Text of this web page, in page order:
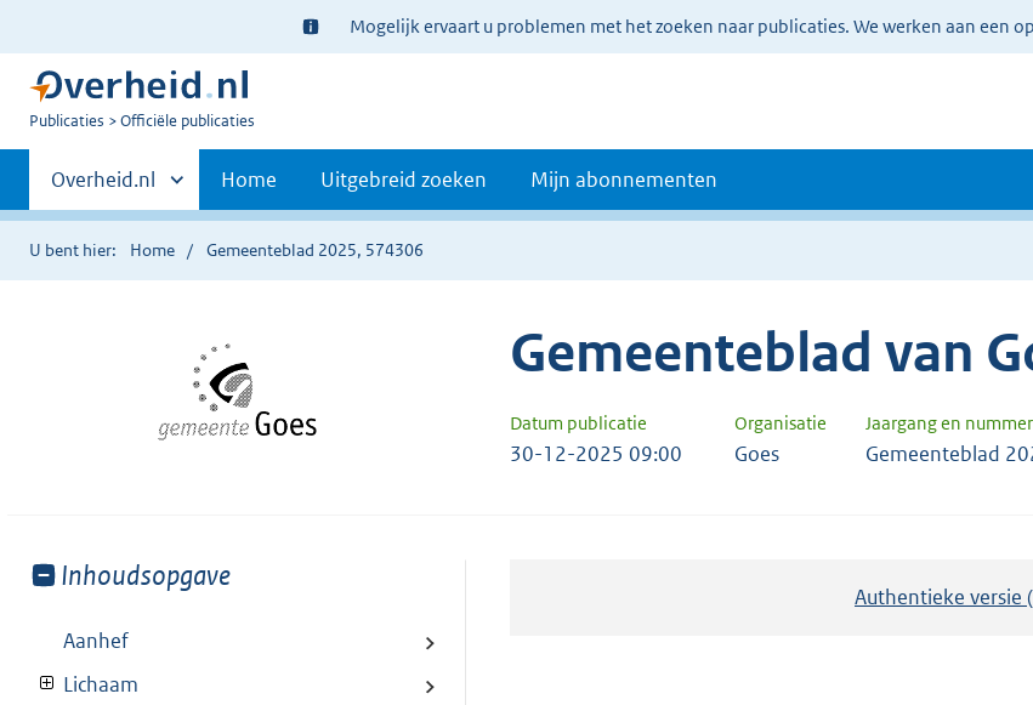
Ter
informatie:
Mogelijk ervaart u problemen met het zoeken naar publicaties. We werken aan een
U
Publicaties Officiële publicaties
Primaire
navigatie
Andere
sites
binnen
Overheid.nl Home Uitgebreid zoeken Mijn abonnementen
U bent hier: Home Gemeenteblad 2025, 574306
Gemeenteblad van
Datum publicatie Organisatie Jaargang en nummer
30-12-2025 09:00 Goes Gemeenteblad
Toon
van:
Inhoudsopgave
Aanhef
Lichaam
Authentieke versie